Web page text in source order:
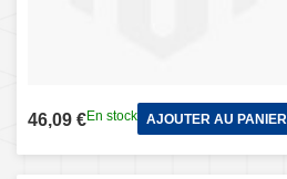
46,09 €En stock AJOUTER AU PANIER